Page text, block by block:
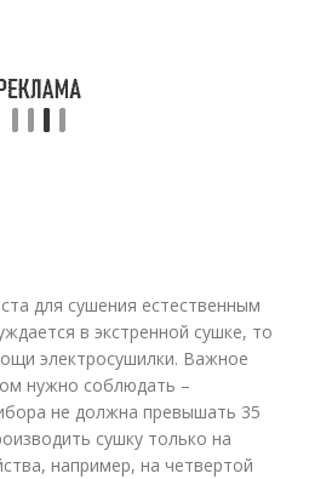
для сушения естественным
в экстренной сушке, то
электросушилки. Важное
нужно соблюдать –
не должна превышать 35
сушку только на
например, на четвертой